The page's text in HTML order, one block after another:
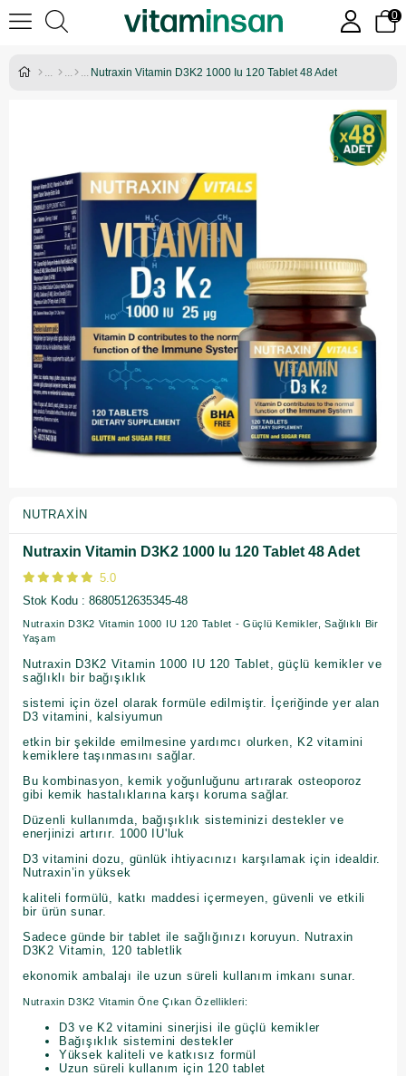
0
Nutraxin Vitamin D3K2 1000 Iu 120 Tablet 48 Adet
NUTRAXIN
Nutraxin Vitamin D3K2 1000 Iu 120 Tablet 48 Adet
5.0
Stok Kodu
8680512635345-48
Nutraxin D3K2 Vitamin 1000 IU 120 Tablet - Güçlü Kemikler, Sağlıklı Bir
Yaşam
Nutraxin D3K2 Vitamin 1000 IU 120 Tablet, güçlü kemikler ve
sağlıklı bir bağışıklık
sistemi için özel olarak formüle edilmiştir. İçeriğinde yer alan
D3 vitamini, kalsiyumun
etkin bir şekilde emilmesine yardımcı olurken, K2 vitamini
kemiklere taşınmasını sağlar.
Bu kombinasyon, kemik yoğunluğunu artırarak osteoporoz
gibi kemik hastalıklarına karşı koruma sağlar.
Düzenli kullanımda, bağışıklık sisteminizi destekler ve
enerjinizi artırır. 1000 IU'luk
D3 vitamini dozu, günlük ihtiyacınızı karşılamak için idealdir.
Nutraxin’in yüksek
kaliteli formülü, katkı maddesi içermeyen, güvenli ve etkili
bir ürün sunar.
Sadece günde bir tablet ile sağlığınızı koruyun. Nutraxin
D3K2 Vitamin, 120 tabletlik
ekonomik ambalajı ile uzun süreli kullanım imkanı sunar.
Nutraxin D3K2 Vitamin Öne Çıkan Özellikleri:
D3 ve K2 vitamini sinerjisi ile güçlü kemikler
Bağışıklık sistemini destekler
Yüksek kaliteli ve katkısız formül
Uzun süreli kullanım için 120 tablet